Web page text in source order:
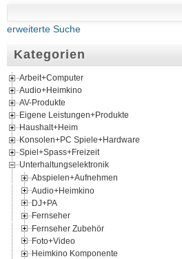
erweiterte Suche
Kategorien
Arbeit+Computer
Audio+Heimkino
AV-Produkte
Eigene Leistungen+Produkte
Haushalt+Heim
Konsolen+PC Spiele+Hardware
Spiel+Spass+Freizeit
Unterhaltungselektronik
Abspielen+Aufnehmen
Audio+Heimkino
DJ+PA
Fernseher
Fernseher Zubehör
Foto+Video
Heimkino Komponente